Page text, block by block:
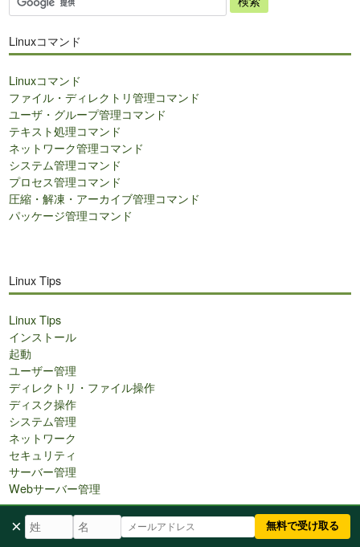
× 無料で受け取る
イ
内
索
Linuxコマンド
Linuxコマンド
ファイル・ディレクトリ管理コマンド
ユーザ・グループ管理コマンド
テキスト処理コマンド
ネットワーク管理コマンド
システム管理コマンド
プロセス管理コマンド
圧縮・解凍・アーカイブ管理コマンド
パッケージ管理コマンド
Linux Tips
Linux Tips
インストール
起動
ユーザー管理
ディレクトリ・ファイル操作
ディスク操作
システム管理
ネットワーク
セキュリティ
サーバー管理
Webサーバー管理